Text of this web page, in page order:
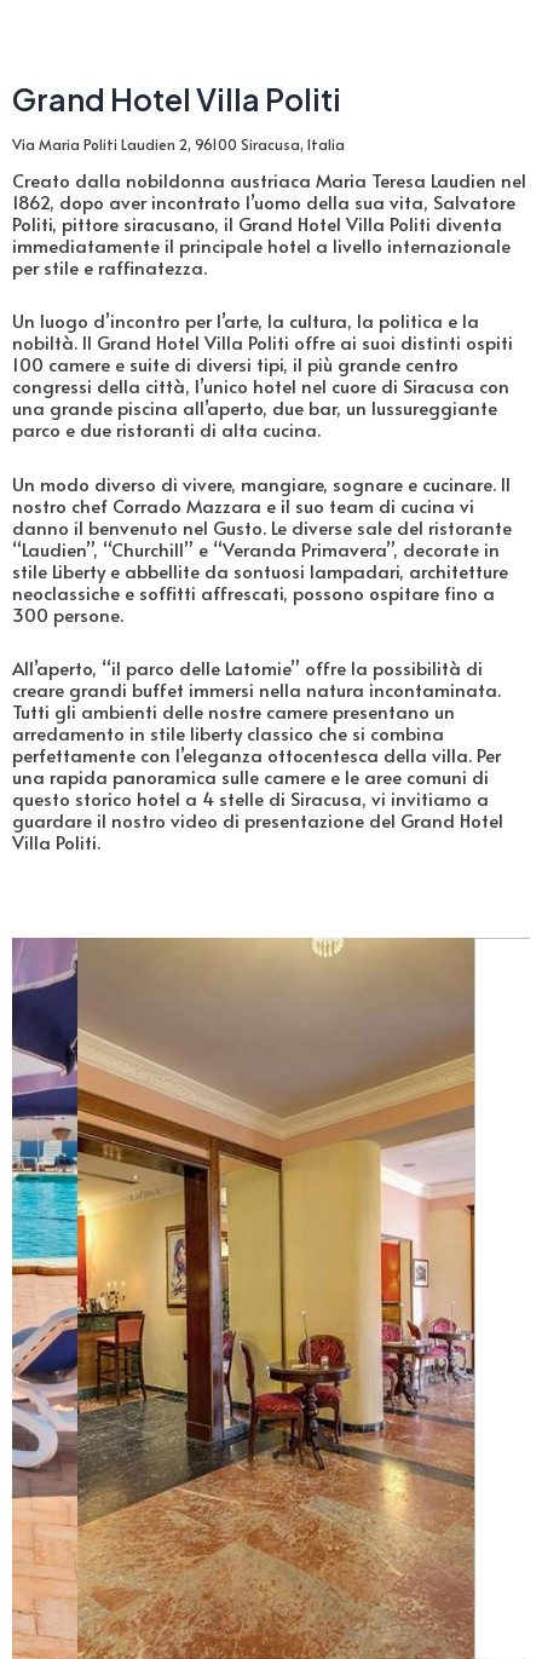
Grand Hotel Villa Politi
Via Maria Politi Laudien 2, 96100 Siracusa, Italia
Creato dalla nobildonna austriaca Maria Teresa Laudien nel
1862, dopo aver incontrato l’uomo della sua vita, Salvatore
Politi, pittore siracusano, il Grand Hotel Villa Politi diventa
immediatamente il principale hotel a livello internazionale
per stile e raffinatezza.
Un luogo d’incontro per l’arte, la cultura, la politica e la
nobiltà. Il Grand Hotel Villa Politi offre ai suoi distinti ospiti
100 camere e suite di diversi tipi, il più grande centro
congressi della città, l’unico hotel nel cuore di Siracusa con
una grande piscina all’aperto, due bar, un lussureggiante
parco e due ristoranti di alta cucina.
Un modo diverso di vivere, mangiare, sognare e cucinare. Il
nostro chef Corrado Mazzara e il suo team di cucina vi
danno il benvenuto nel Gusto. Le diverse sale del ristorante
“Laudien”, “Churchill” e “Veranda Primavera”, decorate in
stile Liberty e abbellite da sontuosi lampadari, architetture
neoclassiche e soffitti affrescati, possono ospitare fino a
300 persone.
All’aperto, “il parco delle Latomie” offre la possibilità di
creare grandi buffet immersi nella natura incontaminata.
Tutti gli ambienti delle nostre camere presentano un
arredamento in stile liberty classico che si combina
perfettamente con l’eleganza ottocentesca della villa. Per
una rapida panoramica sulle camere e le aree comuni di
questo storico hotel a 4 stelle di Siracusa, vi invitiamo a
guardare il nostro video di presentazione del Grand Hotel
Villa Politi.